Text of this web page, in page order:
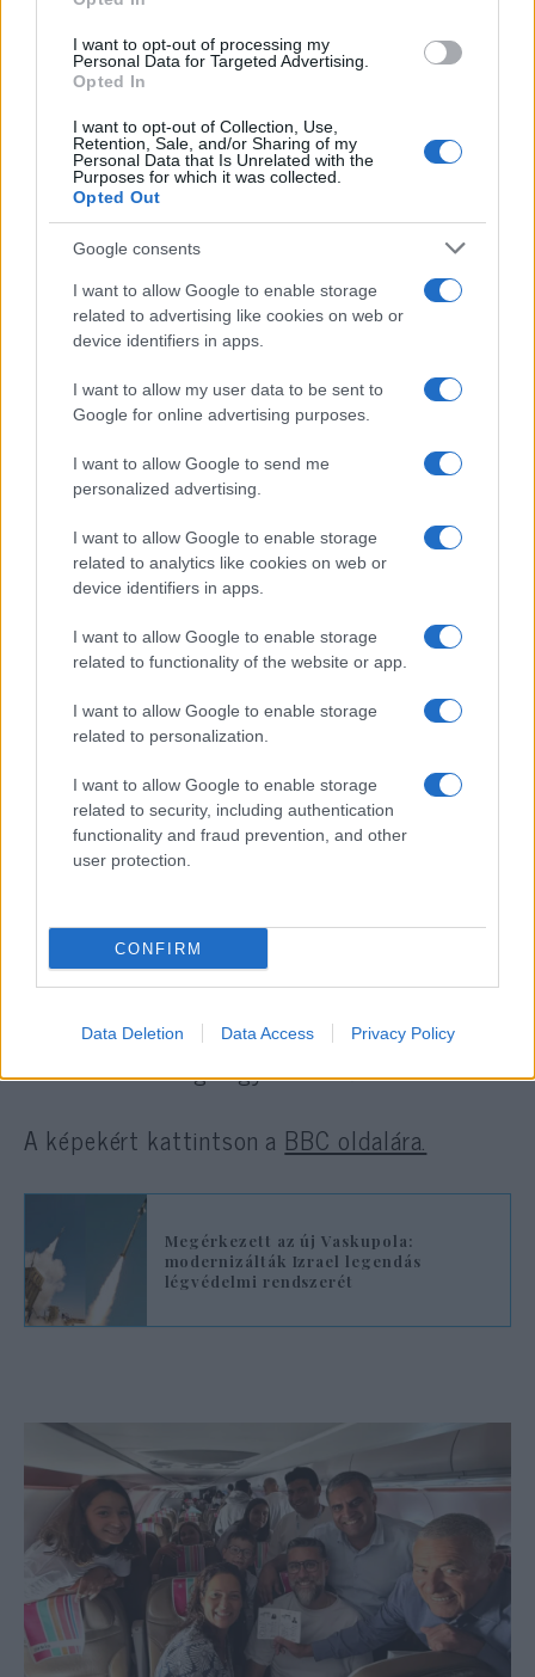
I want to opt-out of processing my
Personal Data for Targeted Advertising.
Opted In
I want to opt-out of Collection, Use,
Retention, Sale, and/or Sharing of my
Personal Data that Is Unrelated with the
Purposes for which it was collected.
Opted Out
Google consents
I want to allow Google to enable storage
related to advertising like cookies on web or
device identifiers in apps.
I want to allow my user data to be sent to
Google for online advertising purposes.
I want to allow Google to send me
personalized advertising.
I want to allow Google to enable storage
related to analytics like cookies on web or
device identifiers in apps.
I want to allow Google to enable storage
related to functionality of the website or app.
I want to allow Google to enable storage
related to personalization.
I want to allow Google to enable storage
related to security, including authentication
functionality and fraud prevention, and other
user protection.
CONFIRM
Data Deletion Data Access Privacy Policy
A szakértő szerint a támadások nem
kizárólag az iráni fegyveres erők egységeit
vették célba, hanem azokat a háttér-
infrastruktúrákat is, amelyek a rakéta- és
fegyverrendszerek működését biztosítják.
Eszfahánban is súlyos a pusztítás
A műholdképek Eszfahán környékén is
jelentős károkat mutatnak. Több katonai
bázis és lőszerraktár megsérült, köztük az
iráni légierő stratégiai jelentőségű Shikari 8.
légibázisa.
Az elemzés szerint ezen a bázison legalább
károkat a légicsapások során.
A most nyilvánosságra hozott
műholdfelvételek minden eddiginél
pontosabban dokumentálják az izraeli és
amerikai hadműveletek következményeit, és
azt jelzik, hogy a támadások jóval
túlmutattak az iráni nukleáris program
adatok alapján a kampány kiterjedt Irán
rakétaképességeire, katonai logisztikájára,
infrastruktúrájára is, súlyos veszteségeket
okozva az ország fegyveres erőinek.
A képekért kattintson a BBC oldalára.
Megérkezett az új Vaskupola:
modernizálták Izrael legendás
légvédelmi rendszerét